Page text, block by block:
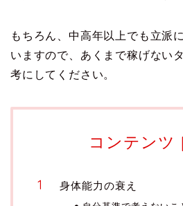
もちろん、中高年以上でも立派
いますので、あくまで稼げない
考にしてください。
コンテンツ
身体能力の衰え